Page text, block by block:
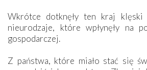
Wkrótce dotknęły ten kraj klęski
nieurodzaje, które wpłynęły na
gospodarczej.
Z państwa, które miało stać się